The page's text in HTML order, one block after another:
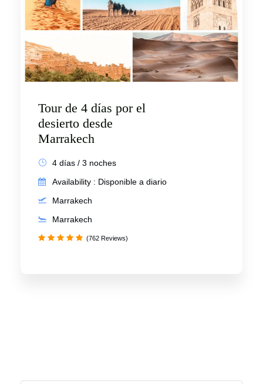
Tour de 4 días por el
desierto desde
Marrakech
4 días / 3 noches
Availability : Disponible a diario
Marrakech
Marrakech
(762 Reviews)